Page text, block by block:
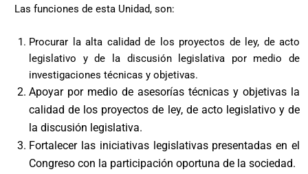
Las funciones de esta Unidad, son:
Procurar la alta calidad de los proyectos de ley, de acto
legislativo y de la discusión legislativa por medio de
investigaciones técnicas y objetivas.
Apoyar por medio de asesorías técnicas y objetivas la
calidad de los proyectos de ley, de acto legislativo y de
la discusión legislativa.
Fortalecer las iniciativas legislativas presentadas en el
Congreso con la participación oportuna de la sociedad.